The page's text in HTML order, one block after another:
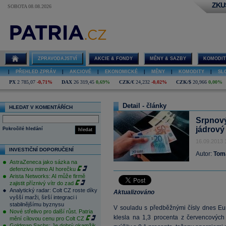
SOBOTA 08.08.2026
ZPRAVODAJSTVÍ AKCIE & FONDY MĚNY & SAZBY
PŘEHLED ZPRÁV AKCIOVÉ EKONOMICKÉ MĚNY KOMODITY
PX 2 785,07 -0,71% DAX 26 319,45 0,69% CZK/€ 24,232 -0,02% CZK/$ 20,966 0,00%
HLEDAT V KOMENTÁŘÍCH
hledat
Pokročilé hledání
INVESTIČNÍ DOPORUČENÍ
AstraZeneca jako sázka na
defenzivu mimo AI horečku
Arista Networks: AI může firmě
zajistit příznivý vítr do zad
Analytický radar: Colt CZ roste díky
vyšší marži, širší integraci i
stabilnějšímu byznysu
Nové střelivo pro další růst. Patria
mění cílovou cenu pro Colt CZ
Detail - články
16.09.2013
Autor:
Aktualizováno
V souladu s předběžnými čísly dnes
klesla na 1,3 procenta z